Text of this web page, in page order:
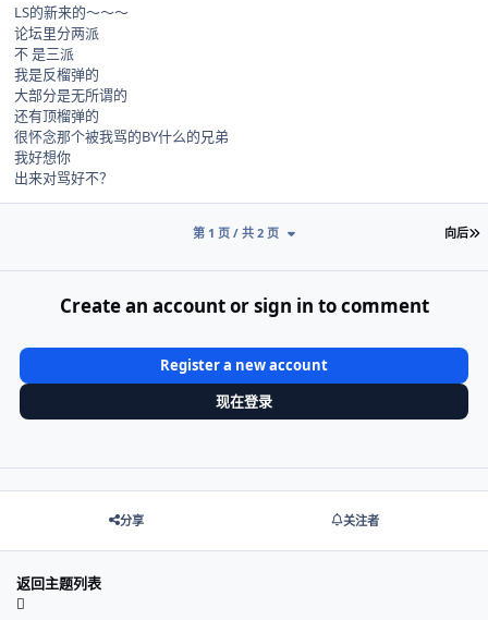
LS的新来的～～～
论坛里分两派
不 是三派
我是反榴弹的
大部分是无所谓的
还有顶榴弹的
很怀念那个被我骂的BY什么的兄弟
我好想你
出来对骂好不？
向后
第 1 页 / 共 2 页
Create an account or sign in to comment
Register a new account
现在登录
分享 关注者
返回主题列表